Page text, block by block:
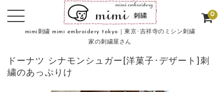
mimi刺繍 mimi embroidery tokyo｜東京･吉祥寺のミシン刺繍
家の刺繍屋さん
0
ドーナツ シナモンシュガー[洋菓子･デザート]刺
繍のあっぷりけ